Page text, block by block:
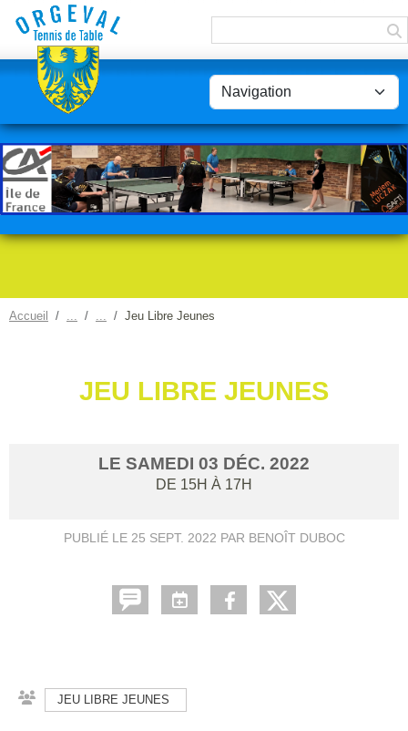
Accueil Jeu Libre Jeunes
JEU LIBRE JEUNES
LE SAMEDI 03 DÉC. 2022
DE 15H À 17H
PUBLIÉ LE 25 SEPT. 2022 PAR BENOÎT DUBOC
JEU LIBRE JEUNES
Panneau de gestion des cookies